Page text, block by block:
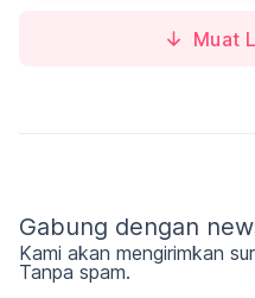
kualitas hidup diMuat
Gabung dengan
Kami akan mengirimkan
Tanpa spam.